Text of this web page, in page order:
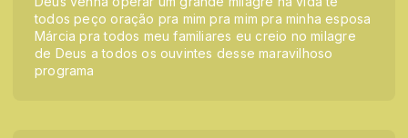
todos peço oração pra mim pra mim pra minha esposa
Márcia pra todos meu familiares eu creio no milagre
de Deus a todos os ouvintes desse maravilhoso
programa